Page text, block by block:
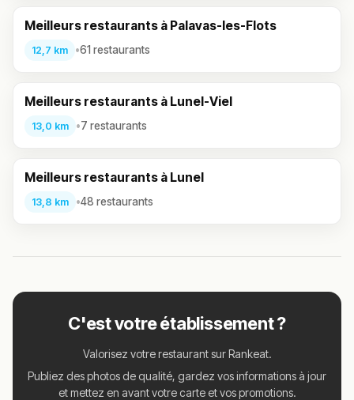
Meilleurs restaurants à Palavas-les-Flots
12,7 km •61 restaurants
Meilleurs restaurants à Lunel-Viel
13,0 km •7 restaurants
Meilleurs restaurants à Lunel
13,8 km •48 restaurants
C'est votre établissement ?
Valorisez votre restaurant sur Rankeat.
Publiez des photos de qualité, gardez vos informations à jour
et mettez en avant votre carte et vos promotions.